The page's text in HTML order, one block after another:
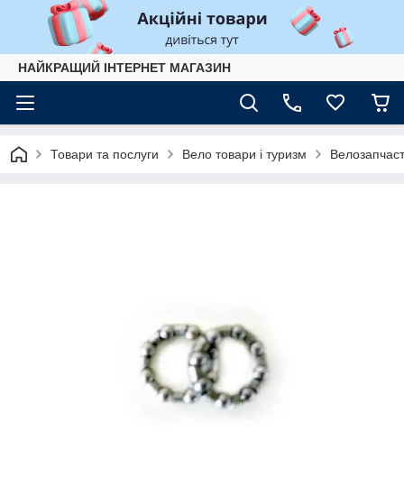
НАЙКРАЩИЙ ІНТЕРНЕТ МАГАЗИН
Товари та послуги Вело товари і туризм